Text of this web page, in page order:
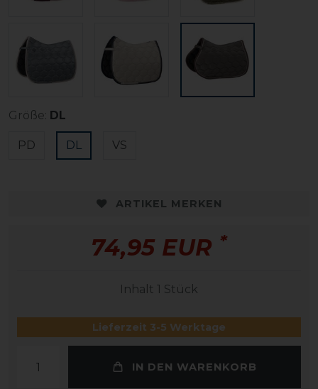
Größe: DL
PD DL VS
ARTIKEL MERKEN
74,95 EUR *
Inhalt 1 Stück
Lieferzeit 3-5 Werktage
IN DEN WARENKORB